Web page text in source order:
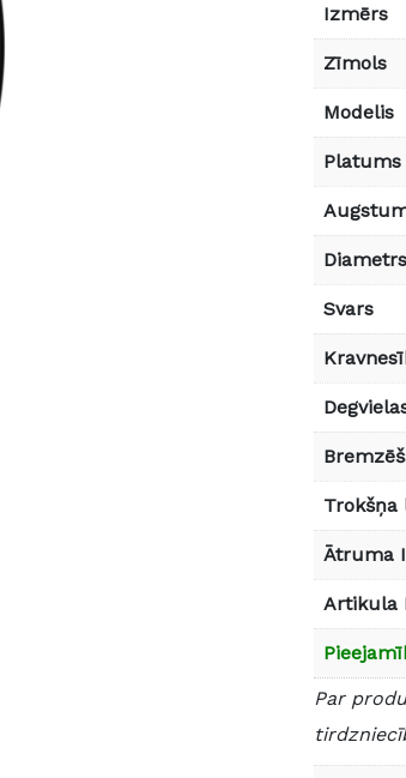
Izmērs
Zīmols
Modelis
Platums
Diametrs
Svars
Trokšņa
Ātruma
Artikula
Par